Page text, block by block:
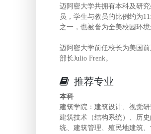
迈阿密大学共拥有本科及研
员，学生与教员的比例约为
之一，也被誉为全美校园环境
迈阿密大学前任校长为美国
部长Julio Frenk。
推荐专业
本科
建筑学院：建筑设计、视觉
建筑技术（结构系统）、历
统、建筑管理、殖民地建筑